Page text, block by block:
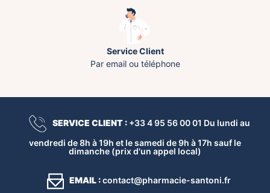
Service Client
Par email ou téléphone
SERVICE CLIENT :+33 4 95 56 00 01 Du lundi au
vendredi de 8h à 19h et le samedi de 9h à 17h sauf le
dimanche (prix d'un appel local)
EMAIL :contact@pharmacie-santoni.fr